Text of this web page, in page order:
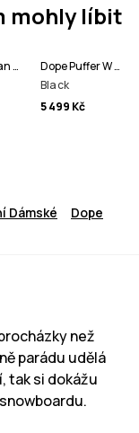
mohly líbit
Dope Spartan W Lyžařská Bunda Dámské
Dope Puffer W Full Zip Bunda na Snowboard Dámské
Black
5 499 Kč
Dámské Dope
než
parádu udělá
tak si dokážu